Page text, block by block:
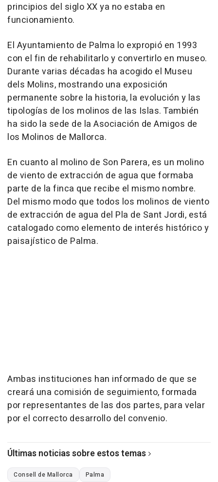
principios del siglo XX ya no estaba en
funcionamiento.
El Ayuntamiento de Palma lo expropió en 1993
con el fin de rehabilitarlo y convertirlo en museo.
Durante varias décadas ha acogido el Museu
dels Molins, mostrando una exposición
permanente sobre la historia, la evolución y las
tipologías de los molinos de las Islas. También
ha sido la sede de la Asociación de Amigos de
los Molinos de Mallorca.
En cuanto al molino de Son Parera, es un molino
de viento de extracción de agua que formaba
parte de la finca que recibe el mismo nombre.
Del mismo modo que todos los molinos de viento
de extracción de agua del Pla de Sant Jordi, está
catalogado como elemento de interés histórico y
paisajístico de Palma.
Ambas instituciones han informado de que se
creará una comisión de seguimiento, formada
por representantes de las dos partes, para velar
por el correcto desarrollo del convenio.
Últimas noticias sobre estos temas
Consell de Mallorca Palma